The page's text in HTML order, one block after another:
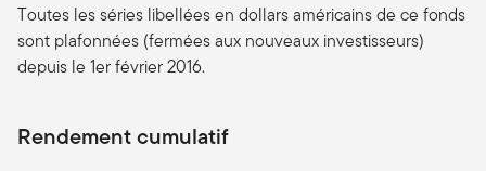
Toutes les séries libellées en dollars américains de ce fonds
sont plafonnées (fermées aux nouveaux investisseurs)
depuis le 1er février 2016.
Rendement cumulatif